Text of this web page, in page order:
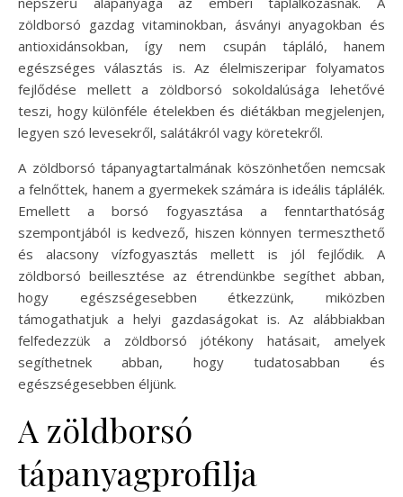
zöldborsó gazdag vitaminokban, ásványi anyagokban és
antioxidánsokban, így nem csupán tápláló, hanem
egészséges választás is. Az élelmiszeripar folyamatos
fejlődése mellett a zöldborsó sokoldalúsága lehetővé
teszi, hogy különféle ételekben és diétákban megjelenjen,
legyen szó levesekről, salátákról vagy köretekről.
A zöldborsó tápanyagtartalmának köszönhetően nemcsak
a felnőttek, hanem a gyermekek számára is ideális táplálék.
Emellett a borsó fogyasztása a fenntarthatóság
szempontjából is kedvező, hiszen könnyen termeszthető
és alacsony vízfogyasztás mellett is jól fejlődik. A
zöldborsó beillesztése az étrendünkbe segíthet abban,
hogy egészségesebben étkezzünk, miközben
támogathatjuk a helyi gazdaságokat is. Az alábbiakban
felfedezzük a zöldborsó jótékony hatásait, amelyek
segíthetnek abban, hogy tudatosabban és
egészségesebben éljünk.
A zöldborsó
tápanyagprofilja